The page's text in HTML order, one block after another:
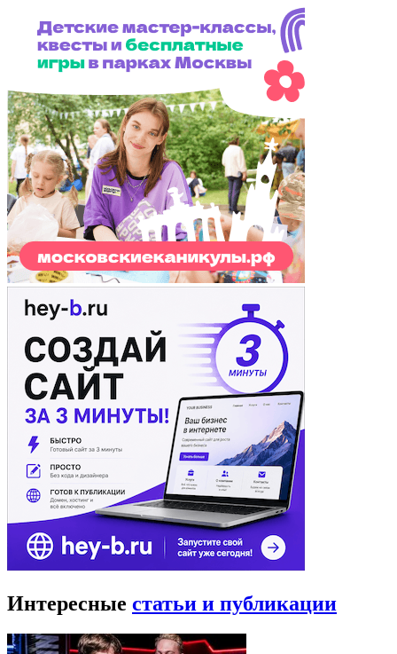
Интересные статьи и публикации